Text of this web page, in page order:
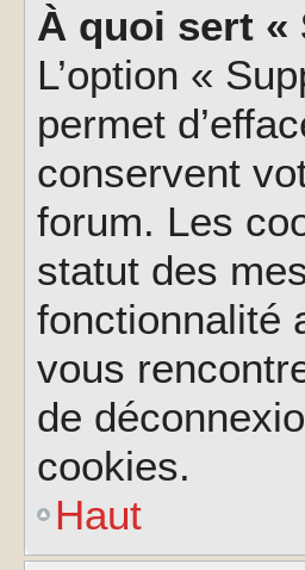
À quoi sert «
L’option «
permet
conservent
forum. Les
statut des
fonctionnalité
vous
de
cookies.
Haut